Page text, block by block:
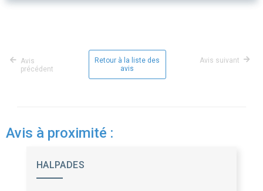
Avis
précédent
Retour à la liste des
avis
Avis suivant
Avis à proximité :
HALPADES